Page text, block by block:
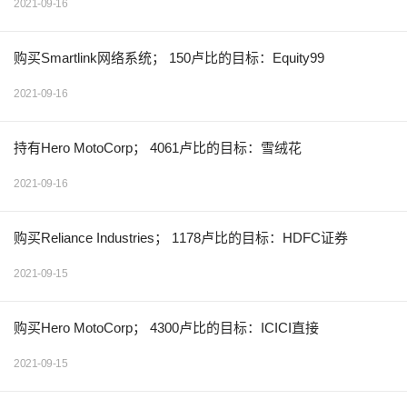
2021-09-16
购买Smartlink网络系统； 150卢比的目标：Equity99
2021-09-16
持有Hero MotoCorp； 4061卢比的目标：雪绒花
2021-09-16
购买Reliance Industries； 1178卢比的目标：HDFC证券
2021-09-15
购买Hero MotoCorp； 4300卢比的目标：ICICI直接
2021-09-15